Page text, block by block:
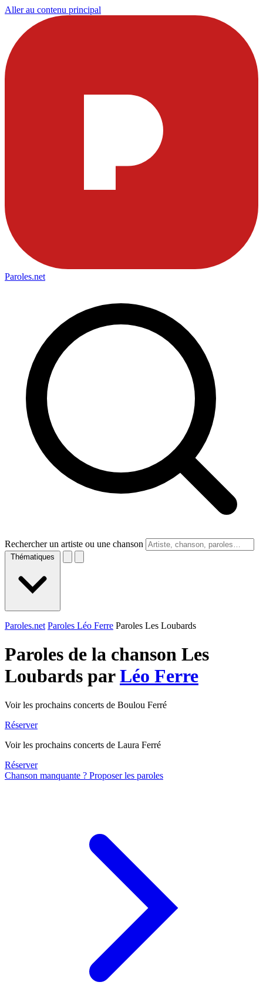
Aller au contenu principal
Paroles.net
Rechercher un artiste ou une chanson
Thématiques
Paroles.net Paroles Léo Ferre Paroles Les Loubards
Paroles de la chanson Les
Loubards parLéo Ferre
Voir les prochains concerts de Boulou Ferré
Réserver
Voir les prochains concerts de Laura Ferré
Réserver
Chanson manquante ? Proposer les paroles